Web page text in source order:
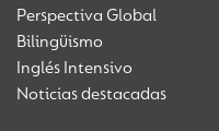
Perspectiva Global
Bilingüismo
Inglés Intensivo
Noticias destacadas